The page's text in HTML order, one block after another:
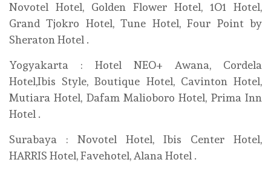
Novotel Hotel, Golden Flower Hotel, 1O1 Hotel,
Grand Tjokro Hotel, Tune Hotel, Four Point by
Sheraton Hotel .
Yogyakarta : Hotel NEO+ Awana, Cordela
Hotel,Ibis Style, Boutique Hotel, Cavinton Hotel,
Mutiara Hotel, Dafam Malioboro Hotel, Prima Inn
Hotel .
Surabaya : Novotel Hotel, Ibis Center Hotel,
HARRIS Hotel, Favehotel, Alana Hotel .